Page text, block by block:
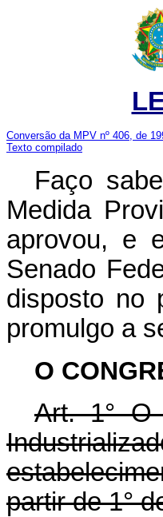
Conversão da MPV nº 406, de
Texto compilado
Faço
Medida
aprovou, e
Senado
disposto no
promulgo a
O
Art. 1° O
partir de 1°